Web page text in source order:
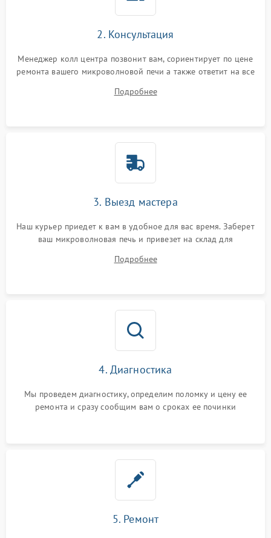
2. Консультация
Менеджер колл центра позвонит вам, сориентирует по цене
ремонта вашего микроволновой печи а также ответит на все
Подробнее
3. Выезд мастера
Наш курьер приедет к вам в удобное для вас время. Заберет
ваш микроволновая печь и привезет на склад для
Подробнее
4. Диагностика
Мы проведем диагностику, определим поломку и цену ее
ремонта и сразу сообщим вам о сроках ее починки
5. Ремонт